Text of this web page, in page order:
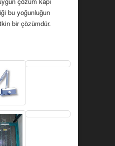
bu yoğunluğun
bir çözümdür.